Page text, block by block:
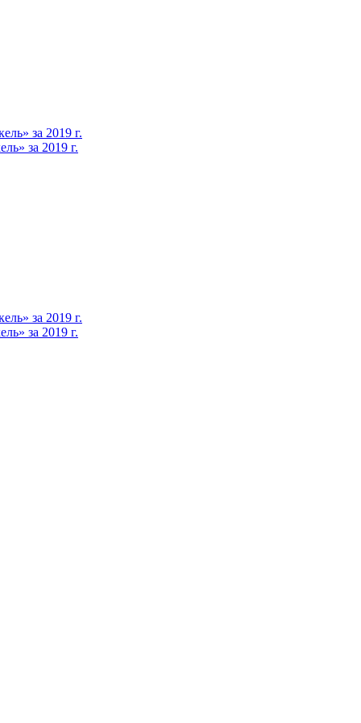
за 2019 г.
за 2019 г.
за 2019 г.
за 2019 г.